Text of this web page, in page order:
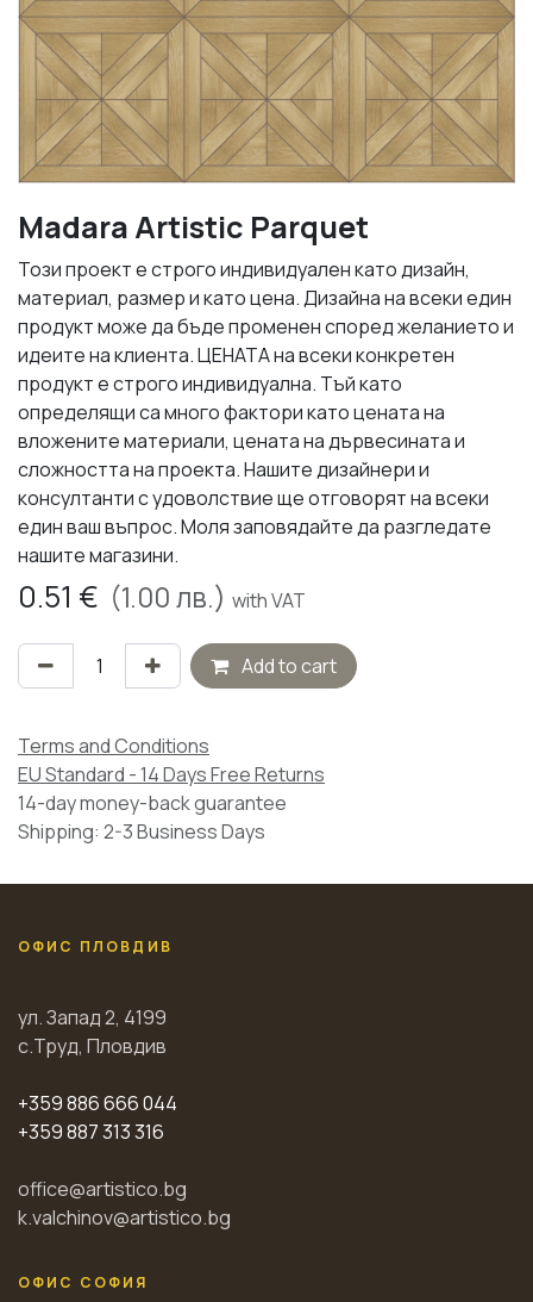
Madara Artistic Parquet
Този проект е строго индивидуален като дизайн,
материал, размер и като цена. Дизайна на всеки един
продукт може да бъде променен според желанието и
идеите на клиента. ЦЕНАТА на всеки конкретен
продукт е строго индивидуална. Тъй като
определящи са много фактори като цената на
вложените материали, цената на дървесината и
сложността на проекта. Нашите дизайнери и
консултанти с удоволствие ще отговорят на всеки
един ваш въпрос. Моля заповядайте да разгледате
нашите магазини.
0.51 € (1.00лв.) with VAT
Add to cart
Terms and Conditions
EU Standard - 14 Days Free Returns
14-day money-back guarantee
Shipping: 2-3 Business Days
ОФИС ПЛОВДИВ
ул. Запад 2, 4199
с.Труд, Пловдив
+359 886 666 044
+359 887 313 316
office@artistico.bg
k.valchinov@artistico.bg
ОФИС СОФИЯ